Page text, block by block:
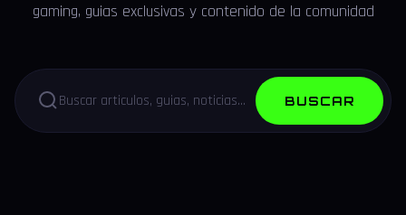
gaming, guias exclusivas y contenido de la comunidad
BUSCAR